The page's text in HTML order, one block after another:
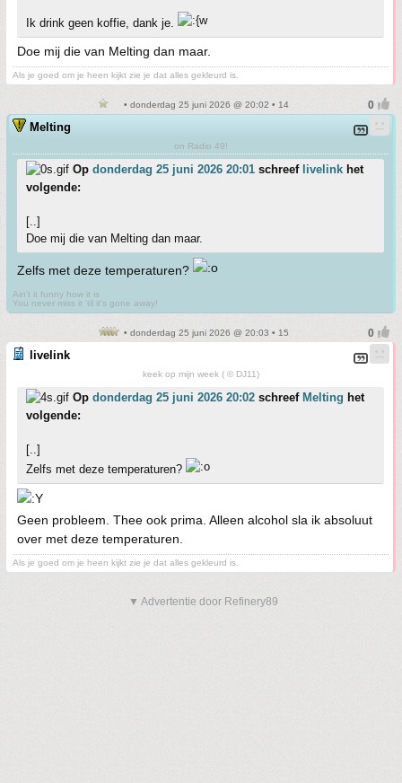
Ik drink geen koffie, dank je.
Doe mij die van Melting dan maar.
Als je goed om je heen kijkt zie je dat alles gekleurd is.
• donderdag 25 juni 2026 @ 20:02 • 14
Melting
on Radio 49!
Op donderdag 25 juni 2026 20:01 schreef livelink het
volgende:
[..]
Doe mij die van Melting dan maar.
Zelfs met deze temperaturen?
Ain't it funny how it is
You never miss it 'til it's gone away!
• donderdag 25 juni 2026 @ 20:03 • 15
livelink
keek op mijn week ( © DJ11)
Op donderdag 25 juni 2026 20:02 schreef Melting het
volgende:
[..]
Zelfs met deze temperaturen?
Geen probleem. Thee ook prima. Alleen alcohol sla ik absoluut
over met deze temperaturen.
Als je goed om je heen kijkt zie je dat alles gekleurd is.
▼ Advertentie door Refinery89